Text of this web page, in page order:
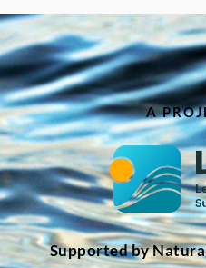
A
Supported by